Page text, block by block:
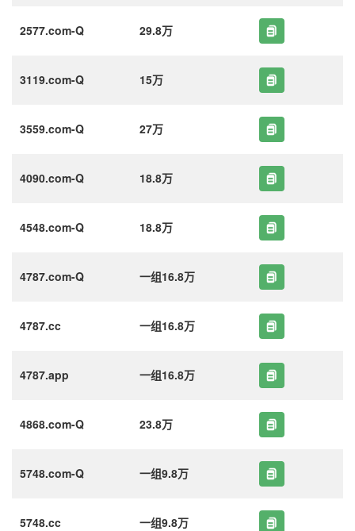
2577.com-Q 29.8万
3119.com-Q 15万
3559.com-Q 27万
4090.com-Q 18.8万
4548.com-Q 18.8万
4787.com-Q 一组16.8万
4787.cc 一组16.8万
4787.app 一组16.8万
4868.com-Q 23.8万
5748.com-Q 一组9.8万
5748.cc 一组9.8万